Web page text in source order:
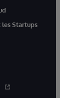
les Startups